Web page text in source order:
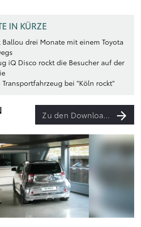
IN KÜRZE
Ballou drei Monate mit einem Toyota
iQ Disco rockt die Besucher auf der
Transportfahrzeug bei "Köln rockt"
Zu den Downloads